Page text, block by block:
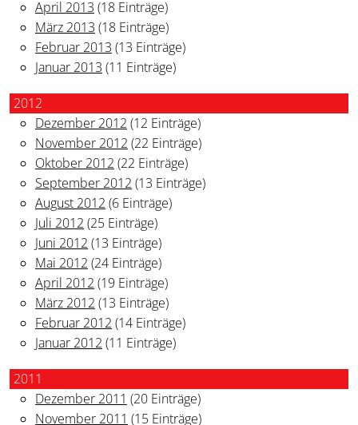
April 2013 (18 Einträge)
März 2013 (18 Einträge)
Februar 2013 (13 Einträge)
Januar 2013 (11 Einträge)
2012
Dezember 2012 (12 Einträge)
November 2012 (22 Einträge)
Oktober 2012 (22 Einträge)
September 2012 (13 Einträge)
August 2012 (6 Einträge)
Juli 2012 (25 Einträge)
Juni 2012 (13 Einträge)
Mai 2012 (24 Einträge)
April 2012 (19 Einträge)
März 2012 (13 Einträge)
Februar 2012 (14 Einträge)
Januar 2012 (11 Einträge)
2011
Dezember 2011 (20 Einträge)
November 2011 (15 Einträge)